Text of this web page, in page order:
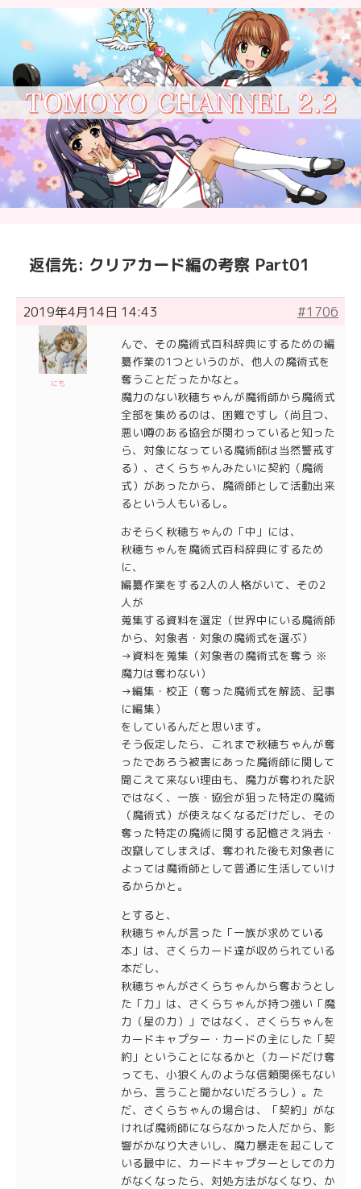
返信先: クリアカード編の考察 Part01
2019年4月14日 14:43 #1706
にも
んで、その魔術式百科辞典にするための編
纂作業の1つというのが、他人の魔術式を
奪うことだったかなと。
魔力のない秋穂ちゃんが魔術師から魔術式
全部を集めるのは、困難ですし（尚且つ、
悪い噂のある協会が関わっていると知った
ら、対象になっている魔術師は当然警戒す
る）、さくらちゃんみたいに契約（魔術
式）があったから、魔術師として活動出来
るという人もいるし。
おそらく秋穂ちゃんの「中」には、
秋穂ちゃんを魔術式百科辞典にするため
に、
編纂作業をする2人の人格がいて、その2
人が
蒐集する資料を選定（世界中にいる魔術師
から、対象者・対象の魔術式を選ぶ）
→資料を蒐集（対象者の魔術式を奪う ※
魔力は奪わない）
→編集・校正（奪った魔術式を解読、記事
に編集）
をしているんだと思います。
そう仮定したら、これまで秋穂ちゃんが奪
ったであろう被害にあった魔術師に関して
聞こえて来ない理由も、魔力が奪われた訳
ではなく、一族・協会が狙った特定の魔術
（魔術式）が使えなくなるだけだし、その
奪った特定の魔術に関する記憶さえ消去・
改竄してしまえば、奪われた後も対象者に
よっては魔術師として普通に生活していけ
るからかと。
とすると、
秋穂ちゃんが言った「一族が求めている
本」は、さくらカード達が収められている
本だし、
秋穂ちゃんがさくらちゃんから奪おうとし
た「力」は、さくらちゃんが持つ強い「魔
力（星の力）」ではなく、さくらちゃんを
カードキャプター・カードの主にした「契
約」ということになるかと（カードだけ奪
っても、小狼くんのような信頼関係もない
から、言うこと聞かないだろうし）。た
だ、さくらちゃんの場合は、「契約」がな
ければ魔術師にならなかった人だから、影
響がかなり大きいし、魔力暴走を起こして
いる最中に、カードキャプターとしての力
がなくなったら、対処方法がなくなり、か